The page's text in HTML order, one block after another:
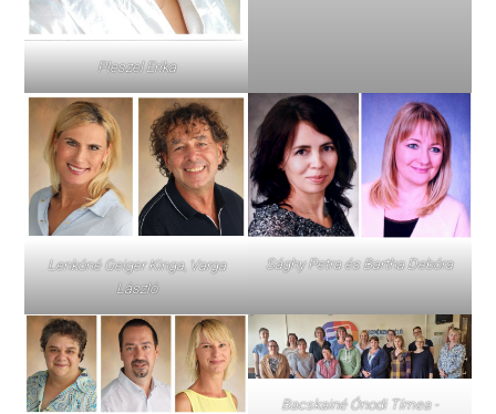
Pleszel Erika
Lenkóné Geiger Kinga, Varga
László
Sághy Petra és Bartha Debóra
Bacskainé Ónodi Tímea -